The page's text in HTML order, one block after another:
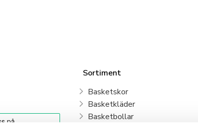
Sortiment
Basketskor
Basketkläder
Basketbollar